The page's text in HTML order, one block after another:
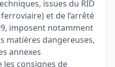
issues du RID
et de l’arrêté
imposent notamment
matières dangereuses,
annexes
les consignes de